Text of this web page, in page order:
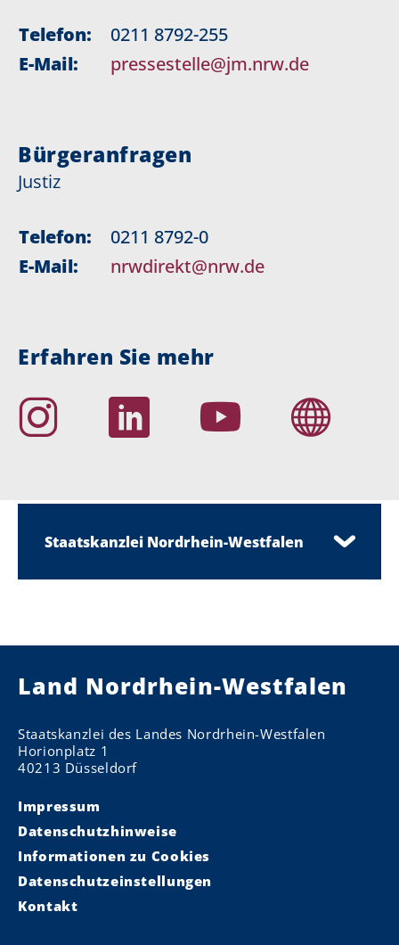
Telefon:
0211 8792-255
E-Mail:
pressestelle@jm.nrw.de
Bürgeranfragen
Justiz
Telefon:
0211 8792-0
E-Mail:
nrwdirekt@nrw.de
Erfahren Sie mehr
Staatskanzlei Nordrhein-Westfalen
Land Nordrhein-Westfalen
Staatskanzlei des Landes Nordrhein-Westfalen
Horionplatz 1
40213 Düsseldorf
Impressum
Datenschutzhinweise
Informationen zu Cookies
Datenschutzeinstellungen
Kontakt